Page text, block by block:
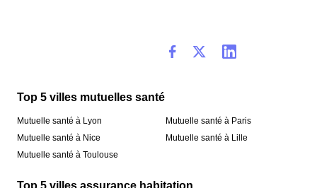
Top 5 villes mutuelles santé
Mutuelle santé à Lyon
Mutuelle santé à Nice
Mutuelle santé à Toulouse
Mutuelle santé à Paris
Mutuelle santé à Lille
Top 5 villes assurance habitation